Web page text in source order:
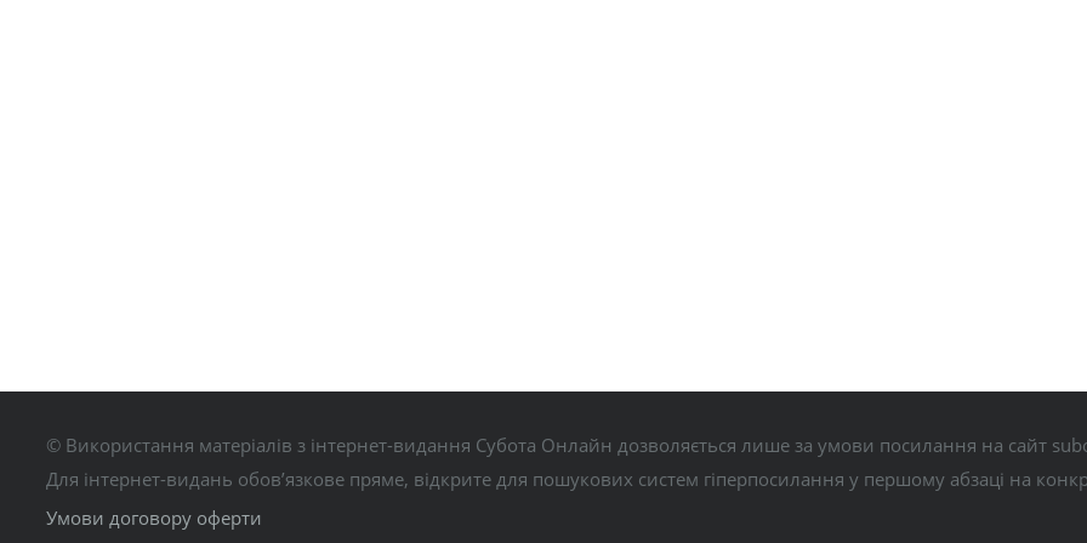
© Використання матеріалів з інтернет-видання Субота Онлайн дозволяється лише за умови посилання на сайт
Для інтернет-видань обов’язкове пряме, відкрите для пошукових систем гіперпосилання у першому абзаці на
Умови договору оферти